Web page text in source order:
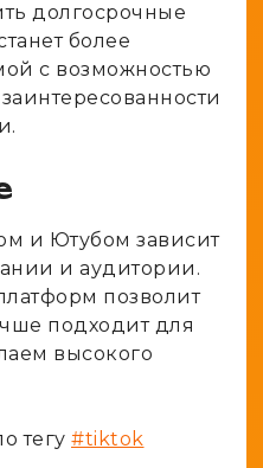
долгосрочные
более
с возможностью
и Ютубом зависит
и аудитории.
позволит
подходит для
высокого
тегу #tiktok